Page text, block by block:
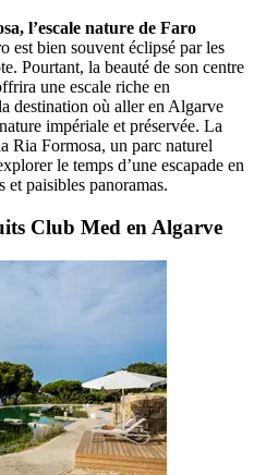
l’escale nature de Faro
est bien souvent éclipsé par les
Pourtant, la beauté de son centre
une escale riche en
destination où aller en Algarve
impériale et préservée. La
Ria Formosa, un parc naturel
le temps d’une escapade en
et paisibles panoramas.
Club Med en Algarve